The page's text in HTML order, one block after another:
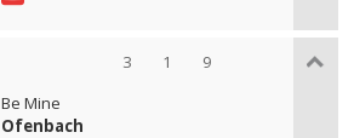
3 1 9
Be Mine
Ofenbach